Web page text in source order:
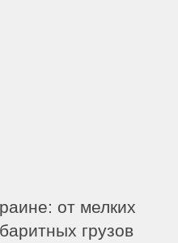
от мелких
грузов